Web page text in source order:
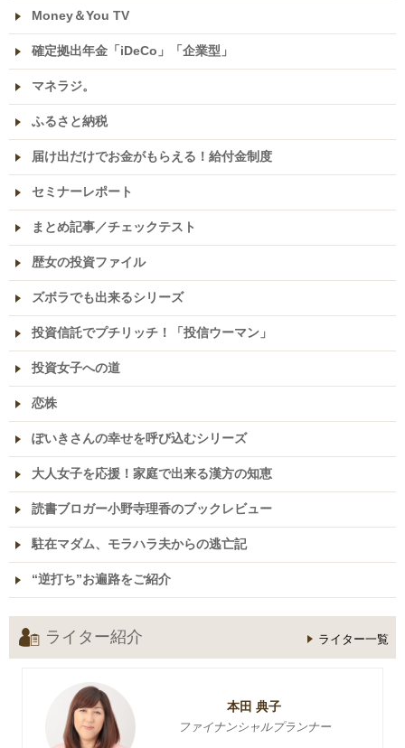
Money＆You TV
確定拠出年金「iDeCo」「企業型」
マネラジ。
ふるさと納税
届け出だけでお金がもらえる！給付金制度
セミナーレポート
まとめ記事／チェックテスト
歴女の投資ファイル
ズボラでも出来るシリーズ
投資信託でプチリッチ！「投信ウーマン」
投資女子への道
恋株
ぽいきさんの幸せを呼び込むシリーズ
大人女子を応援！家庭で出来る漢方の知恵
読書ブロガー小野寺理香のブックレビュー
駐在マダム、モラハラ夫からの逃亡記
“逆打ち”お遍路をご紹介
ライター紹介 ライター一覧
本田 典子
ファイナンシャルプランナー